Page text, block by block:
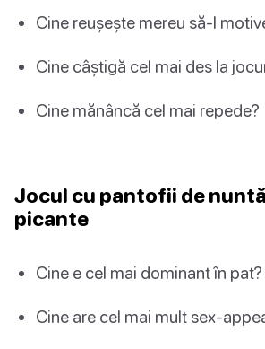
Cine reușește mereu să-l
Cine câștigă cel mai des la
Cine mănâncă cel mai repede?
Jocul cu pantofii de
picante
Cine e cel mai dominant în pat?
Cine are cel mai mult sex-